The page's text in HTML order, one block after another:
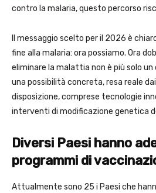
contro la malaria, questo percorso
Il messaggio scelto per il 2026 è
fine alla malaria: ora possiamo. Ora
eliminare la malattia non è più solo
una possibilità concreta, resa reale
disposizione, comprese tecnologie
interventi di modificazione genetica
Diversi Paesi hanno
programmi di
Attualmente sono 25 i Paesi che